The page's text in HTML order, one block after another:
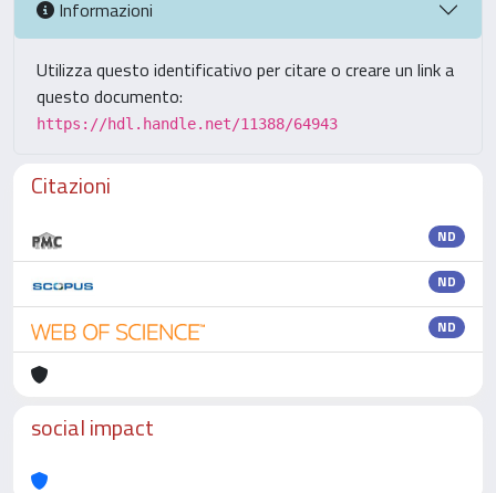
Informazioni
Utilizza questo identificativo per citare o creare un link a
questo documento:
https://hdl.handle.net/11388/64943
Citazioni
ND
ND
ND
social impact